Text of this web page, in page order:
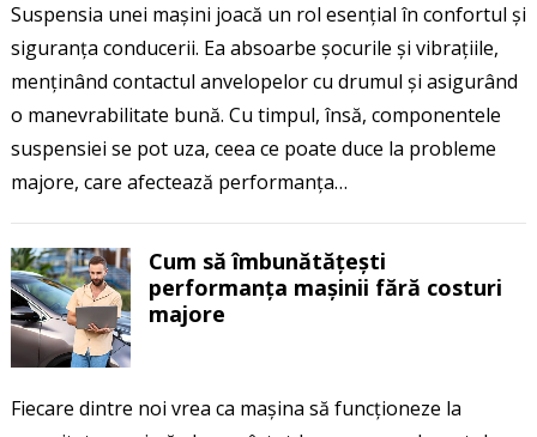
Suspensia unei mașini joacă un rol esențial în confortul și
siguranța conducerii. Ea absoarbe șocurile și vibrațiile,
menținând contactul anvelopelor cu drumul și asigurând
o manevrabilitate bună. Cu timpul, însă, componentele
suspensiei se pot uza, ceea ce poate duce la probleme
majore, care afectează performanța…
Cum să îmbunătățești
performanța mașinii fără costuri
majore
Fiecare dintre noi vrea ca mașina să funcționeze la